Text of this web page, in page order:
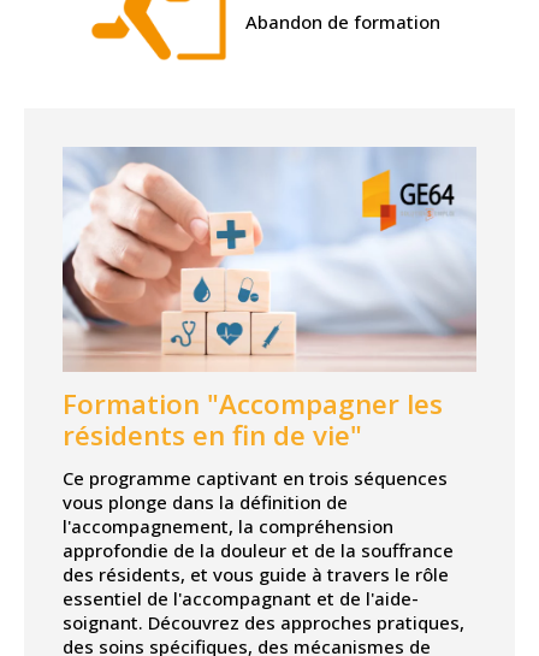
Abandon de formation
Formation "Accompagner les
résidents en fin de vie"
Ce programme captivant en trois séquences
vous plonge dans la définition de
l'accompagnement, la compréhension
approfondie de la douleur et de la souffrance
des résidents, et vous guide à travers le rôle
essentiel de l'accompagnant et de l'aide-
soignant. Découvrez des approches pratiques,
des soins spécifiques, des mécanismes de